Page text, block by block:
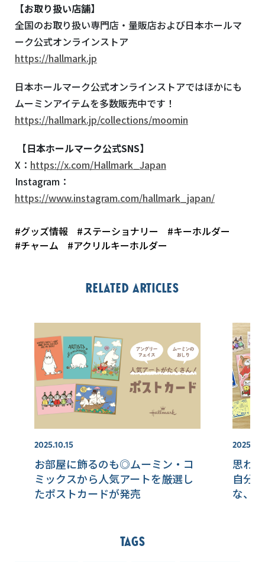
【お取り扱い店舗】
全国のお取り扱い専門店・量販店および日本ホールマ
ーク公式オンラインストア
https://hallmark.jp
日本ホールマーク公式オンラインストアではほかにも
ムーミンアイテムを多数販売中です！
https://hallmark.jp/collections/moomin
【日本ホールマーク公式SNS】
X： https://x.com/Hallmark_Japan
Instagram：
https://www.instagram.com/hallmark_japan/
#グッズ情報 #ステーショナリー
#キーホルダー
#チャーム
#アクリルキーホルダー
Related articles
2025.10.15
お部屋に飾るのも◎ムーミン・コ
ミックスから人気アートを厳選し
たポストカードが発売
思わ
自分
な、
Tags